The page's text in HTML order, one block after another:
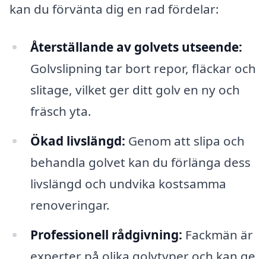
kan du förvänta dig en rad fördelar:
Återställande av golvets utseende:
Golvslipning tar bort repor, fläckar och
slitage, vilket ger ditt golv en ny och
fräsch yta.
Ökad livslängd: Genom att slipa och
behandla golvet kan du förlänga dess
livslängd och undvika kostsamma
renoveringar.
Professionell rådgivning: Fackmän är